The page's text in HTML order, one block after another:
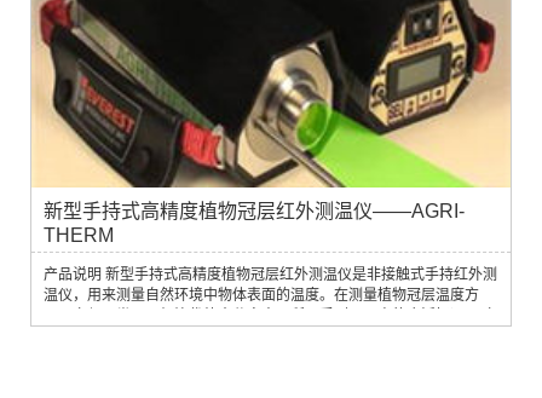
新型手持式高精度植物冠层红外测温仪——AGRI-
THERM
产品说明 新型手持式高精度植物冠层红外测温仪是非接触式手持红外测
温仪，用来测量自然环境中物体表面的温度。在测量植物冠层温度方